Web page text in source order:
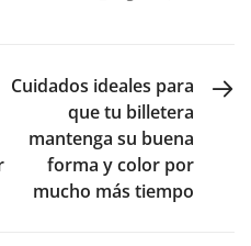
NEXT POST
Cuidados ideales para
que tu billetera
mantenga su buena
forma y color por
mucho más tiempo